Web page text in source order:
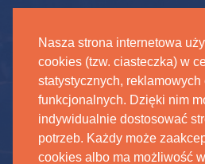
Nasza strona internetowa
cookies (tzw. ciasteczka) w
statystycznych, reklamowych
funkcjonalnych. Dzięki nim
indywidualnie dostosować
potrzeb. Każdy może
cookies albo ma możliwość